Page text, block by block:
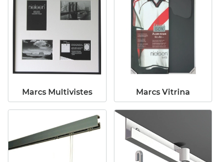
Marcs Multivistes Marcs Vitrina